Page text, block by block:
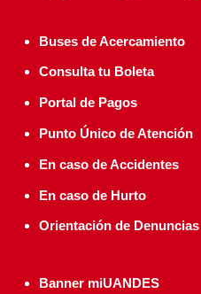
Buses de Acercamiento
Consulta tu Boleta
Portal de Pagos
Punto Único de Atención
En caso de Accidentes
En caso de Hurto
Orientación de Denuncias
Banner miUANDES